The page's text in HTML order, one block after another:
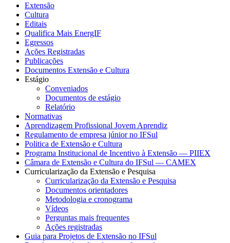
Extensão
Cultura
Editais
Qualifica Mais EnergIF
Egressos
Ações Registradas
Publicações
Documentos Extensão e Cultura
Estágio
Conveniados
Documentos de estágio
Relatório
Normativas
Aprendizagem Profissional Jovem Aprendiz
Regulamento de empresa júnior no IFSul
Politica de Extensão e Cultura
Programa Institucional de Incentivo à Extensão — PIIEX
Câmara de Extensão e Cultura do IFSul — CAMEX
Curricularização da Extensão e Pesquisa
Curricularização da Extensão e Pesquisa
Documentos orientadores
Metodologia e cronograma
Vídeos
Perguntas mais frequentes
Ações registradas
Guia para Projetos de Extensão no IFSul